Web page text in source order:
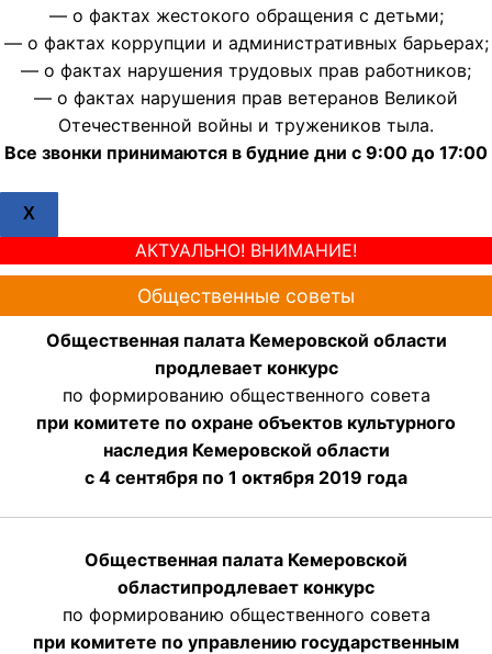
— о фактах жестокого обращения с детьми;
— о фактах коррупции и административных барьерах;
— о фактах нарушения трудовых прав работников;
— о фактах нарушения прав ветеранов Великой
Отечественной войны и тружеников тыла.
Все звонки принимаются в будние дни с 9:00 до 17:00
X
АКТУАЛЬНО! ВНИМАНИЕ!
Общественные советы
Общественная палата Кемеровской области
продлевает конкурс
по формированию общественного совета
при комитете по охране объектов культурного
наследия Кемеровской области
с 4 сентября по 1 октября 2019 года
Общественная палата Кемеровской
областипродлевает конкурс
по формированию общественного совета
при комитете по управлению государственным